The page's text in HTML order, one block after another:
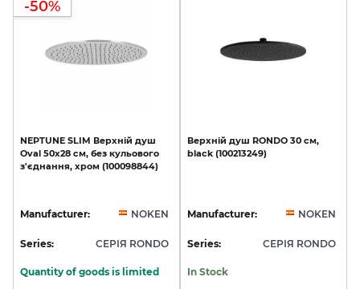
-50%
NEPTUNE SLIM Верхній душ
Oval 50x28 см, без кульового
з'єднання, хром (100098844)
Manufacturer: NOKEN
Series: СЕРІЯ RONDO
Quantity of goods is limited
Верхній душ RONDO 30 см,
black (100213249)
Manufacturer: NOKEN
Series: СЕРІЯ RONDO
In Stock